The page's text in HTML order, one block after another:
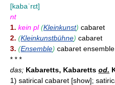
[kabaˈrɛt]
nt
1. kein pl (Kleinkunst) cabaret
2. (Kleinkunstbühne) cabaret
3. (Ensemble) cabaret ensemble
* * *
das; Kabaretts, Kabaretts od.
1) satirical cabaret [show];